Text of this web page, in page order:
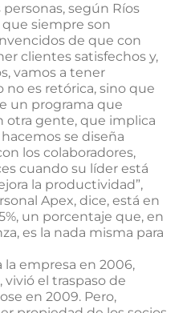
según Ríos
que siempre son
de que con
clientes satisfechos y,
vamos a tener
no es retórica, sino que
un programa que
otra gente, que implica
se diseña
los colaboradores,
cuando su líder está
la productividad”,
Apex, dice, está en
un porcentaje que, en
es la nada misma para
la empresa en 2006,
el traspaso de
en 2009. Pero,